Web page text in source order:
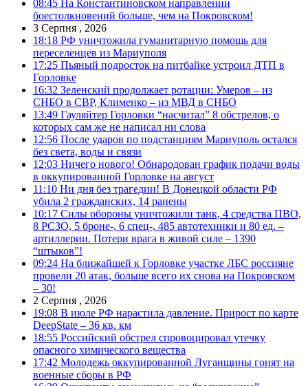
08:45 На Константиновском направлении
боестолкновений больше, чем на Покровском!
3 Серпня , 2026
18:18 РФ уничтожила гуманитарную помощь для
переселенцев из Мариуполя
17:25 Пьяный подросток на питбайке устроил ДТП в
Горловке
16:32 Зеленский продолжает ротации: Умеров – из
СНБО в СВР, Клименко – из МВД в СНБО
13:49 Гауляйтер Горловки “насчитал” 8 обстрелов, о
которых сам же не написал ни слова
12:56 После ударов по подстанциям Мариуполь остался
без света, воды и связи
12:03 Ничего нового! Обнародован график подачи воды
в оккупированной Горловке на август
11:10 Ни дня без трагедии! В Донецкой области РФ
убила 2 гражданских, 14 ранены
10:17 Силы обороны уничтожили танк, 4 средства ПВО,
8 РСЗО, 5 броне-, 6 спец-, 485 автотехники и 80 ед. –
артиллерии. Потери врага в живой силе – 1390
“штыков”!
09:24 На ближайшей к Горловке участке ЛБС россияне
провели 20 атак, больше всего их снова на Покровском
– 30!
2 Серпня , 2026
19:08 В июле РФ нарастила давление. Прирост по карте
DeepState – 36 кв. км
18:55 Российский обстрел спровоцировал утечку
опасного химического вещества
17:42 Молодежь оккупированной Луганщины гонят на
военные сборы в РФ